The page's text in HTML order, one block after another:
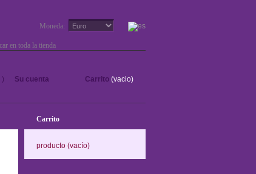
Moneda:
Carrito (vacio)
) Su cuenta
Carrito
producto (vacío)